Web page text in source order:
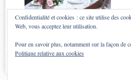
Confidentialité et cookies : ce site utilise des
Web, vous acceptez leur utilisation.
Pour en savoir plus, notamment sur la façon de
Politique relative aux cookies